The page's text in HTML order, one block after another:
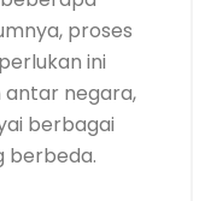
proses
ini
antar negara,
berbagai
berbeda.